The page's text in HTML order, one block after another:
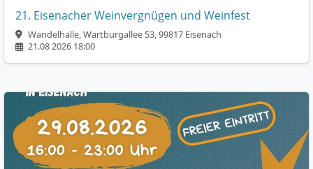
21. Eisenacher Weinvergnügen und Weinfest
Wandelhalle, Wartburgallee 53, 99817 Eisenach
21.08 2026 18:00